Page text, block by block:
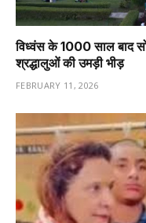
विध्वंस के 1000 साल बाद
श्रद्धालुओं की उमड़ी भीड़
FEBRUARY 11, 2026